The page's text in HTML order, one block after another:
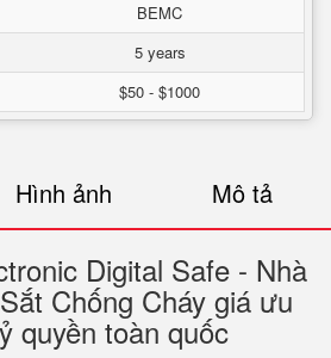
BEMC
5 years
$50 - $1000
Hình ảnh Mô tả
Digital Safe - Nhà
Chống Cháy giá ưu
quyền toàn quốc